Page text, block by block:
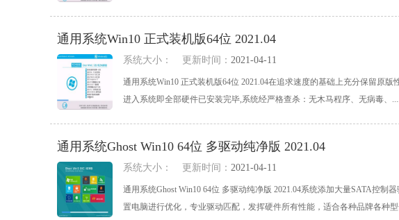
通用系统Win10 正式装机版64位 2021.04
系统大小： 更新时间： 2021-04-11
通用系统Win10 正式装机版64位 2021.04在追求速度的基础上充分保留原
进入系统即全部硬件已安装完毕,系统经严格查杀：无木马程序、无病毒、
通用系统Ghost Win10 64位 多驱动纯净版 2021.04
系统大小： 更新时间： 2021-04-11
通用系统Ghost Win10 64位 多驱动纯净版 2021.04系统添加大量SATA控
置电脑进行优化，专业驱动匹配，发挥硬件所有性能，适合各种品牌各种型